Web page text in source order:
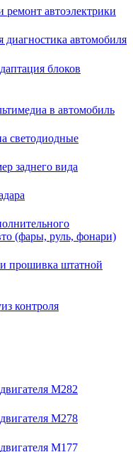
ремонт автоэлектрики
диагностика автомобиля
блоков
в автомобиль
светодиодные
заднего вида
(фары, руль, фонари)
прошивка штатной
контроля
М282
М278
М177